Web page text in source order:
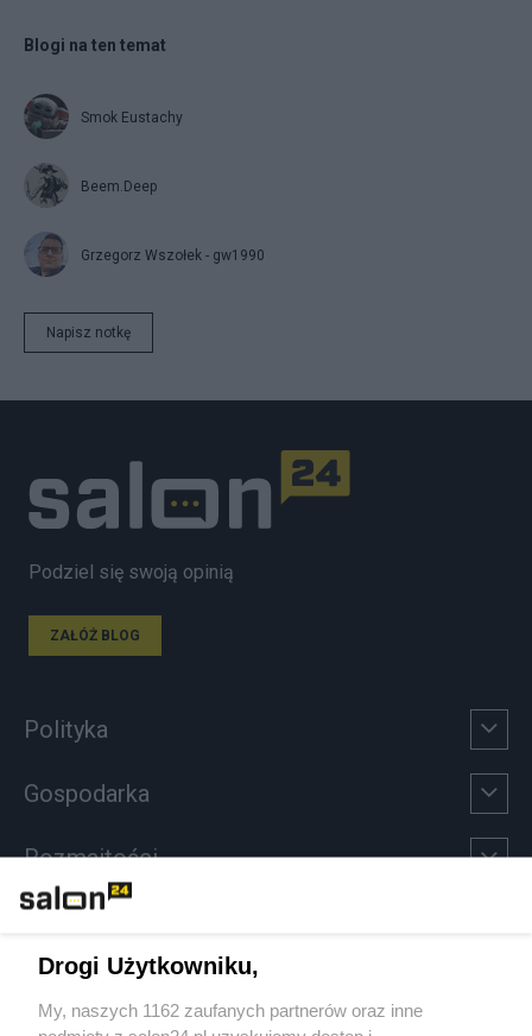
Blogi na ten temat
Smok Eustachy
Beem.Deep
Grzegorz Wszołek - gw1990
Napisz notkę
Podziel się swoją opinią
ZAŁÓŻ BLOG
Polityka
Gospodarka
Rozmaitości
Sport
Drogi Użytkowniku,
My, naszych 1162 zaufanych partnerów oraz inne